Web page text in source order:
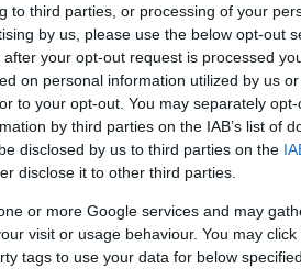
to third parties, or processing of your
by us, please use the below opt-out
your opt-out request is processed
on personal information utilized by us
to your opt-out. You may separately
by third parties on the IAB’s list of
disclosed by us to third parties on the
disclose it to other third parties.
or more Google services and may
visit or usage behaviour. You may
tags to use your data for below
nem
vagy az
nem derül ki. Az
a közönség a német
A sors fura fintora, hogy
és este 8-ra,
Orfeum. Következő
mögül, mondván a
nívóval.
működött, Wildmann
fordulni. Végső
Ganz
Gellért
Royal
Ilona
humor